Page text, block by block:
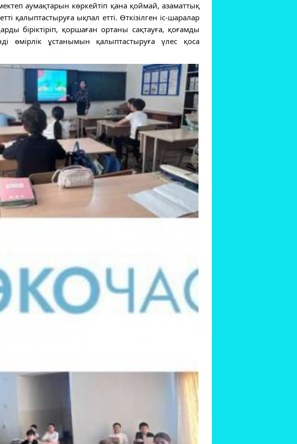
аумақтарын көркейтіп қана қоймай, азаматтық
қалыптастыруға ықпал етті. Өткізілген іс-шаралар
біріктіріп, қоршаған ортаны сақтауға, қоғамды
өмірлік ұстанымын қалыптастыруға үлес қоса